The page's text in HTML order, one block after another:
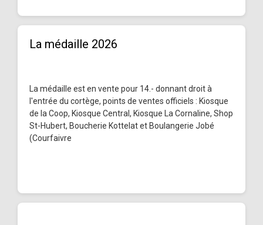
La médaille 2026
La médaille est en vente pour 14.- donnant droit à
l'entrée du cortège, points de ventes officiels : Kiosque
de la Coop, Kiosque Central, Kiosque La Cornaline, Shop
St-Hubert, Boucherie Kottelat et Boulangerie Jobé
(Courfaivre